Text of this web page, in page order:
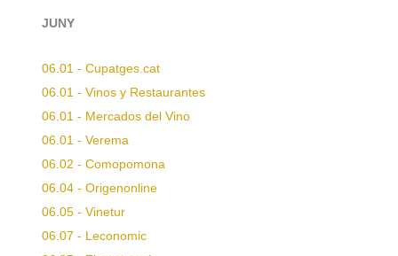
JUNY
06.01 - Cupatges.cat
06.01 - Vinos y Restaurantes
06.01 - Mercados del Vino
06.01 - Verema
06.02 - Comopomona
06.04 - Origenonline
06.05 - Vinetur
06.07 - Leconomic